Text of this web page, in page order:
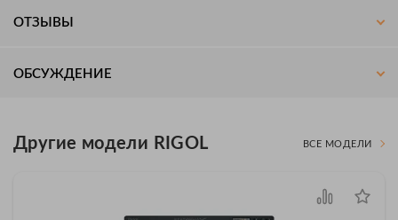
ОТЗЫВЫ
ОБСУЖДЕНИЕ
Другие модели RIGOL ВСЕ МОДЕЛИ